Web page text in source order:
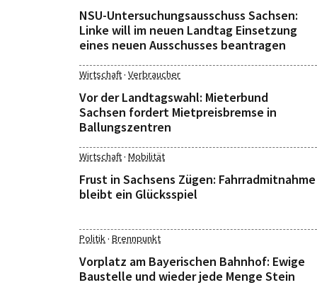
NSU-Untersuchungsausschuss Sachsen:
Linke will im neuen Landtag Einsetzung
eines neuen Ausschusses beantragen
Wirtschaft· Verbraucher
Vor der Landtagswahl: Mieterbund
Sachsen fordert Mietpreisbremse in
Ballungszentren
Wirtschaft· Mobilität
Frust in Sachsens Zügen: Fahrradmitnahme
bleibt ein Glücksspiel
Politik· Brennpunkt
Vorplatz am Bayerischen Bahnhof: Ewige
Baustelle und wieder jede Menge Stein